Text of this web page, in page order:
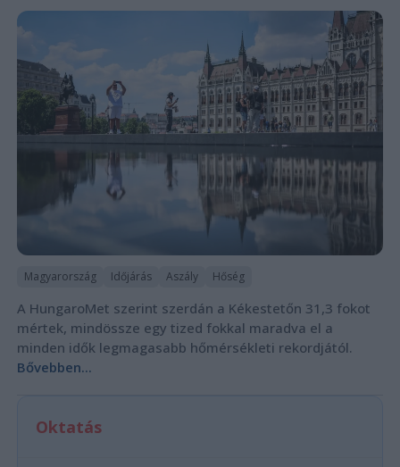
Magyarország Időjárás Aszály Hőség
A HungaroMet szerint szerdán a Kékestetőn 31,3 fokot
mértek, mindössze egy tized fokkal maradva el a
minden idők legmagasabb hőmérsékleti rekordjától.
Bővebben...
Oktatás